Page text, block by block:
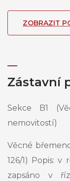
ZOBRAZIT
Zástavní
Sekce B1
nemovitostí)
Věcné
126/1) Popis: v
zapsáno v